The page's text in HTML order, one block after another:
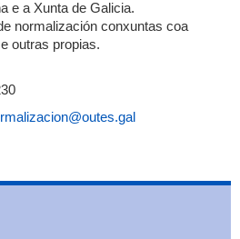
e a Xunta de Galicia.
normalización conxuntas coa
outras propias.